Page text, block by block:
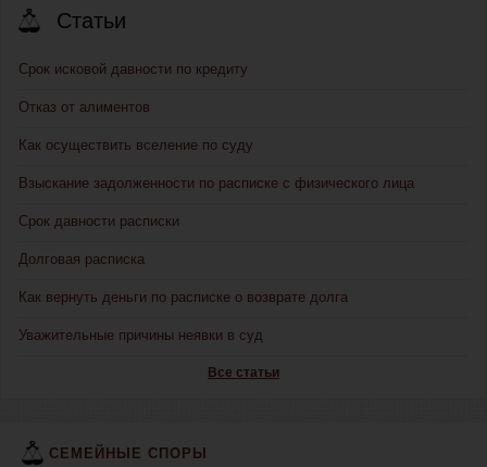
Статьи
Срок исковой давности по кредиту
Отказ от алиментов
Как осуществить вселение по суду
Взыскание задолженности по расписке с физического лица
Срок давности расписки
Долговая расписка
Как вернуть деньги по расписке о возврате долга
Уважительные причины неявки в суд
Все статьи
СЕМЕЙНЫЕ СПОРЫ